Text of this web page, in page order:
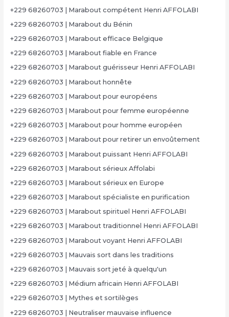
+229 68260703 | Marabout compétent Henri AFFOLABI
+229 68260703 | Marabout du Bénin
+229 68260703 | Marabout efficace Belgique
+229 68260703 | Marabout fiable en France
+229 68260703 | Marabout guérisseur Henri AFFOLABI
+229 68260703 | Marabout honnête
+229 68260703 | Marabout pour européens
+229 68260703 | Marabout pour femme européenne
+229 68260703 | Marabout pour homme européen
+229 68260703 | Marabout pour retirer un envoûtement
+229 68260703 | Marabout puissant Henri AFFOLABI
+229 68260703 | Marabout sérieux Affolabi
+229 68260703 | Marabout sérieux en Europe
+229 68260703 | Marabout spécialiste en purification
+229 68260703 | Marabout spirituel Henri AFFOLABI
+229 68260703 | Marabout traditionnel Henri AFFOLABI
+229 68260703 | Marabout voyant Henri AFFOLABI
+229 68260703 | Mauvais sort dans les traditions
+229 68260703 | Mauvais sort jeté à quelqu'un
+229 68260703 | Médium africain Henri AFFOLABI
+229 68260703 | Mythes et sortilèges
+229 68260703 | Neutraliser mauvaise influence